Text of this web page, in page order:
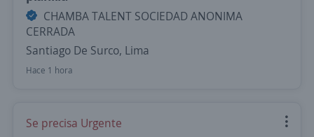
CHAMBA TALENT SOCIEDAD ANONIMA
CERRADA
Santiago De Surco, Lima
Hace 1 hora
Se precisa Urgente